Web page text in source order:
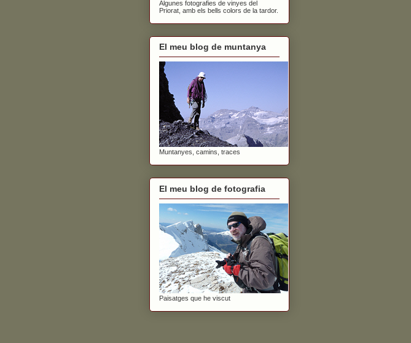
Algunes fotografies de vinyes del
Priorat, amb els bells colors de la tardor.
El meu blog de muntanya
Muntanyes, camins, traces
El meu blog de fotografia
Paisatges que he viscut